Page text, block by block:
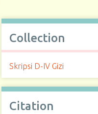
Collection
Skripsi D-IV Gizi
Citation